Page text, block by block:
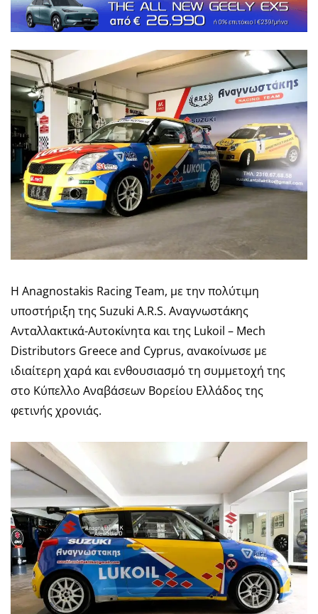
Η Anagnostakis Racing Team, με την πολύτιμη
υποστήριξη της Suzuki A.R.S. Αναγνωστάκης
Ανταλλακτικά-Αυτοκίνητα και της Lukoil – Mech
Distributors Greece and Cyprus, ανακοίνωσε με
ιδιαίτερη χαρά και ενθουσιασμό τη συμμετοχή της
στο Κύπελλο Αναβάσεων Βορείου Ελλάδος της
φετινής χρονιάς.